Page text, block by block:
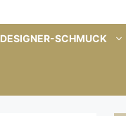
DESIGNER-SCHMUCK